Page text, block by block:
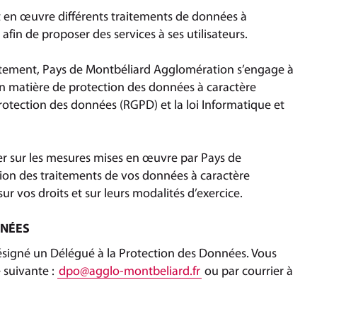
œuvre différents traitements de données à
de proposer des services à ses utilisateurs.
Pays de Montbéliard Agglomération s’engage à
matière de protection des données à caractère
des données (RGPD) et la loi Informatique et
sur les mesures mises en œuvre par Pays de
des traitements de vos données à caractère
vos droits et sur leurs modalités d’exercice.
un Délégué à la Protection des Données. Vous
suivante : dpo@agglo-montbeliard.fr ou par courrier à